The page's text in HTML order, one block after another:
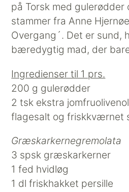
på Torsk med gulerødder
stammer fra Anne
Overgang´. Det er sund,
bæredygtig mad, der
Ingredienser til 1 prs.
200 g gulerødder
2 tsk ekstra
flagesalt og friskkværnet
Græskarkernegremolata
3 spsk græskarkerner
1 fed hvidløg
1 dl friskhakket persille